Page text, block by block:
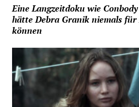
Eine Langzeitdoku wie
hätte Debra Granik niemals
können